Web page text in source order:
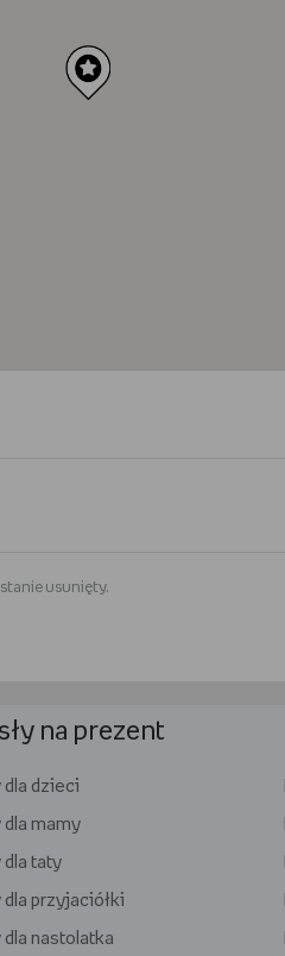
usunięty.
na prezent
dla dzieci
dla mamy
dla taty
przyjaciółki
dla nastolatka